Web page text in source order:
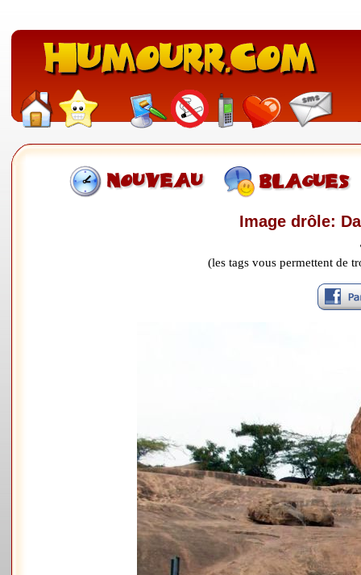
Image drôle:
(les tags vous permettent de